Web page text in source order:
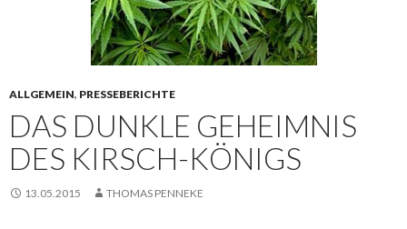
ALLGEMEIN, PRESSEBERICHTE
DAS DUNKLE GEHEIMNIS
DES KIRSCH-KÖNIGS
13.05.2015 THOMAS PENNEKE